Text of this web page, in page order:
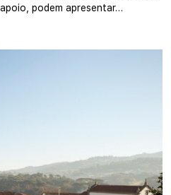
podem apresentar…